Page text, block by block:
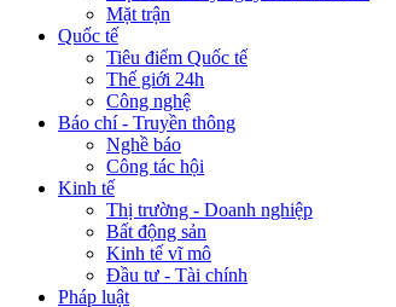
Mặt trận
Quốc tế
Tiêu điểm Quốc tế
Thế giới 24h
Công nghệ
Báo chí - Truyền thông
Nghề báo
Công tác hội
Kinh tế
Thị trường - Doanh nghiệp
Bất động sản
Kinh tế vĩ mô
Đầu tư - Tài chính
Pháp luật